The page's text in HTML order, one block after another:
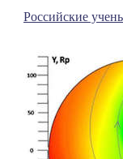
Российские